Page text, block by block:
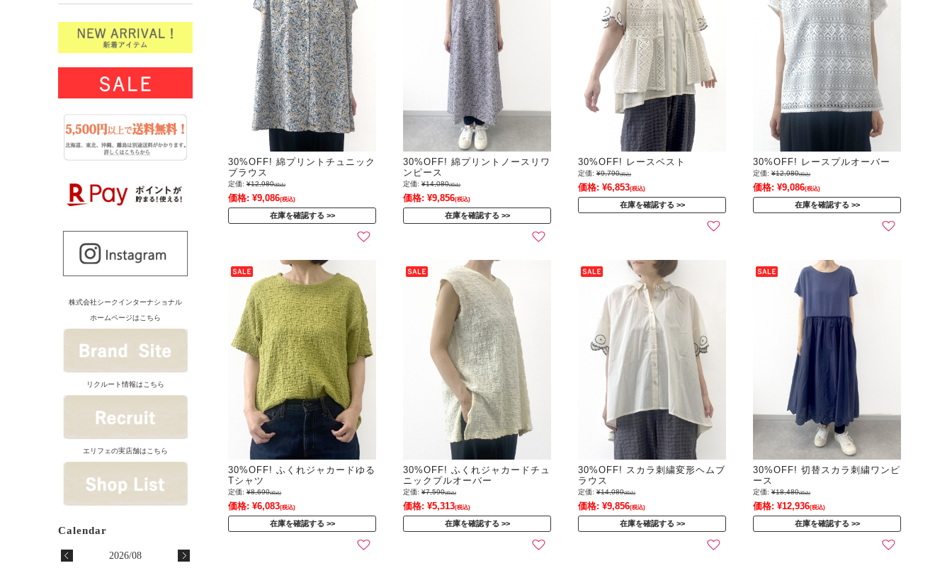
30%OFF! 綿プリントチュニック
ブラウス
定価: ¥12,980(税込)
価格: ¥9,086(税込)
在庫を確認する
30%OFF! 綿プリントノースリワ
ンピース
定価: ¥14,080(税込)
価格: ¥9,856(税込)
在庫を確認する
30%OFF! レースベスト
定価: ¥9,790(税込)
価格: ¥6,853(税込)
在庫を確認する
30%OFF! レースプルオーバー
定価: ¥12,980(税込)
価格: ¥9,086(税込)
在庫を確認する
30%OFF! ふくれジャカードゆる
Tシャツ
定価: ¥8,690(税込)
価格: ¥6,083(税込)
在庫を確認する
30%OFF! ふくれジャカードチュ
ニックプルオーバー
定価: ¥7,590(税込)
価格: ¥5,313(税込)
在庫を確認する
30%OFF! スカラ刺繍変形ヘムブ
ラウス
定価: ¥14,080(税込)
価格: ¥9,856(税込)
在庫を確認する
30%OFF! 切替スカラ刺繍ワンピ
ース
定価: ¥18,480(税込)
価格: ¥12,936(税込)
在庫を確認する
株式会社シークインターナショナル
ホームページはこちら
リクルート情報はこちら
エリフェの実店舗はこちら
2026/08